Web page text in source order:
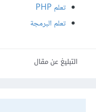
تعلم PHP
تعلم البرمجة
التبليغ عن مقال